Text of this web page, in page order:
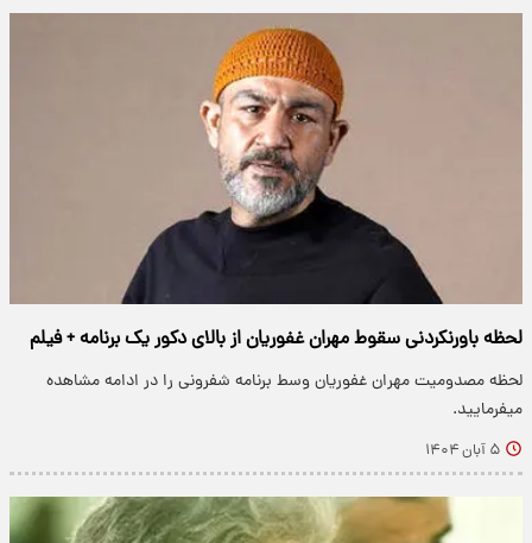
لحظه باورنکردنی سقوط مهران غفوریان از بالای دکور یک برنامه + فیلم
لحظه مصدومیت مهران غفوریان وسط برنامه شفرونی را در ادامه مشاهده
میفرمایید.
۵ آبان ۱۴۰۴